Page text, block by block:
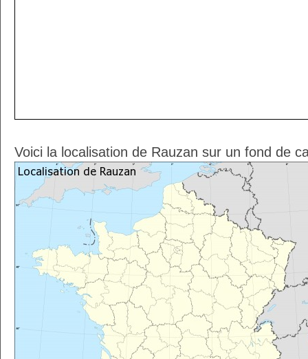
Voici la localisation de Rauzan sur un fond de